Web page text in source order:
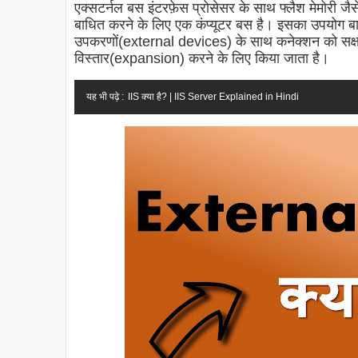
एक्सटर्नल बस इंटरफ़ेस प्रोसेसर के साथ फ्लैश मेमोरी
बाधित करने के लिए एक कंप्यूटर बस है। इसका उपयोग
उपकरणों(external devices) के साथ कनेक्शन को
विस्तार(expansion) करने के लिए किया जाता है।
यह भी पढ़े : IIS क्या है? | IIS Server Explained in Hindi